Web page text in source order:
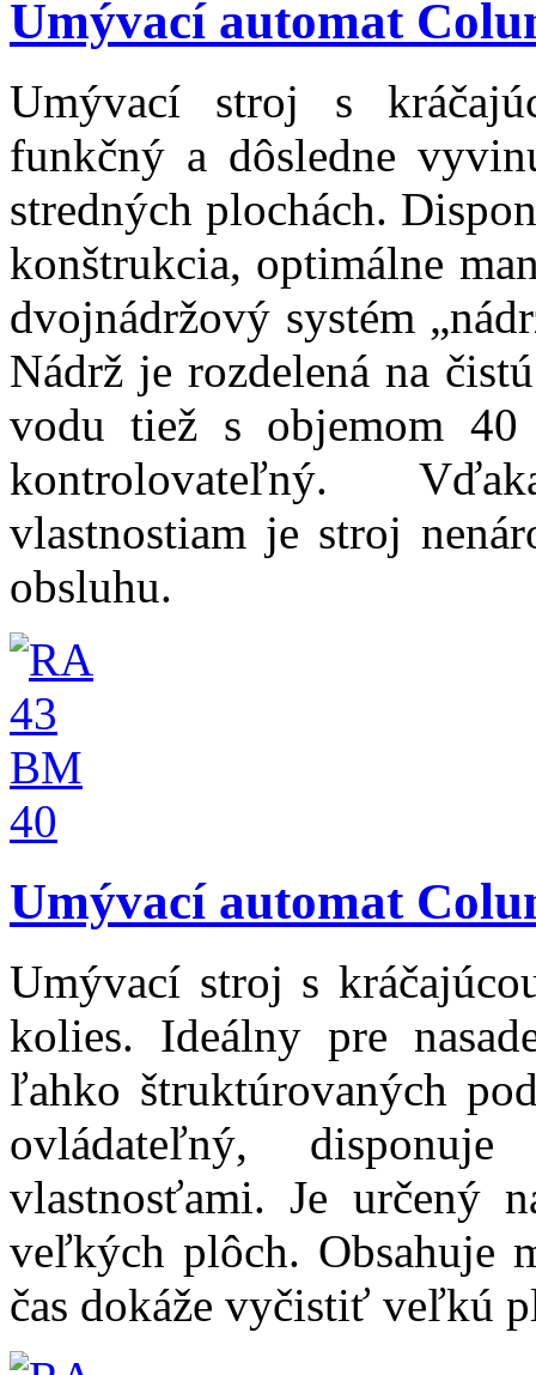
Umývací automat
Umývací stroj s
funkčný a dôsledne
stredných plochách.
konštrukcia, optimálne
dvojnádržový systém
Nádrž je rozdelená na
vodu tiež s objemom
kontrolovateľný.
vlastnostiam je stroj
obsluhu.
Umývací automat
Umývací stroj s
kolies. Ideálny pre
ľahko štruktúrovaných
ovládateľný,
vlastnosťami. Je určený
veľkých plôch. Obsahuje
čas dokáže vyčistiť veľkú